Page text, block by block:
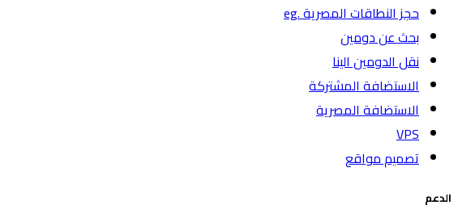
حجز النطاقات المصرية .eg
بحث عن دومين
نقل الدومين الينا
الاستضافة المشتركة
الاستضافة المصرية
VPS
تصميم مواقع
الدعم